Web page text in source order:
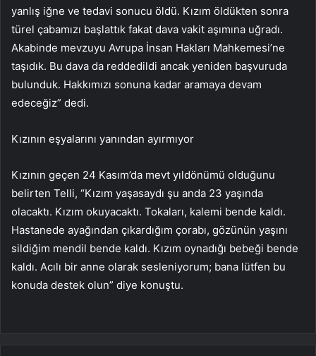
yanlış iğne ve tedavi sonucu öldü. Kızım öldükten sonra
türel çabamızı başlattık fakat dava vakit aşımına uğradı.
Akabinde mevzuyu Avrupa İnsan Hakları Mahkemesi’ne
taşıdık. Bu dava da reddedildi ancak yeniden başvuruda
bulunduk. Hakkımızı sonuna kadar aramaya devam
edeceğiz” dedi.
Kızının eşyalarını yanından ayırmıyor
Kızının geçen 24 Kasım’da mevt yıldönümü olduğunu
belirten Telli, “Kızım yaşasaydı şu anda 23 yaşında
olacaktı. Kızım okuyacaktı. Tokaları, kalemi bende kaldı.
Hastanede ayağından çıkardığım çorabı, gözünün yaşını
sildiğim mendil bende kaldı. Kızım oynadığı bebeği bende
kaldı. Acılı bir anne olarak sesleniyorum; bana lütfen bu
konuda destek olun” diye konuştu.